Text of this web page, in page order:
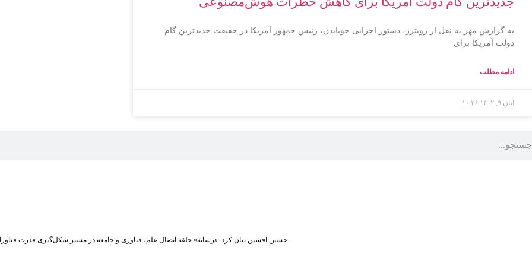
به گزارش مهر به نقل از رویترز، دستور اجرایی جوبایدن، رئیس جمهور آمریکا در حقیقت جدیدترین گام
دولت آمریکا برای
ادامه مطلب
آبان ۹, ۱۴۰۲ ۱۰:۲۶
حسین افشین بیان کرد: «رسانه» حلقه اتصال علم، فناوری و جامعه در مسیر شکل‌گیری قدرت